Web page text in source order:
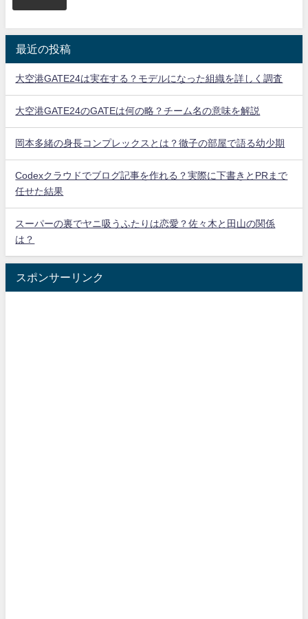
最近の投稿
大空港GATE24は実在する？モデルになった組織を詳しく調査
大空港GATE24のGATEは何の略？チーム名の意味を解説
岡本多緒の身長コンプレックスとは？徹子の部屋で語る幼少期
Codexクラウドでブログ記事を作れる？実際に下書きとPRまで
任せた結果
スーパーの裏でヤニ吸うふたりは恋愛？佐々木と田山の関係
は？
スポンサーリンク